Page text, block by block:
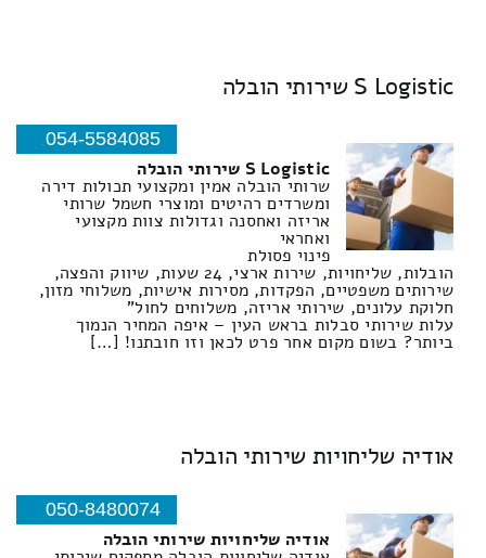
S Logistic שירותי הובלה
054-5584085
S Logistic שירותי הובלה
שרותי הובלה אמין ומקצועי תכולות דירה
ומשרדים רהיטים ומוצרי חשמל שרותי
אריזה ואחסנה וגדולות צוות מקצועי
ואחראי
פינוי פסולת
הובלות, שליחויות, שירות ארצי, 24 שעות, שיווק והפצה,
שירותים משפטיים, הפקדות, מסירות אישיות, משלוחי מזון,
חלוקת עלונים, שירותי אריזה, משלוחים לחול"
עלות שירותי סבלות בראש העין – איפה המחיר הנמוך
ביותר? בשום מקום אחר פרט לכאן וזו חובתנו! […]
אודיה שליחויות שירותי הובלה
050-8480074
אודיה שליחויות שירותי הובלה